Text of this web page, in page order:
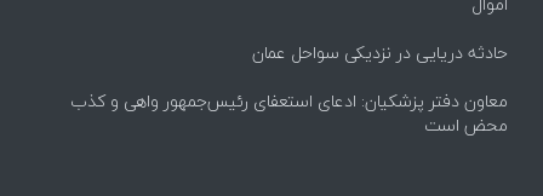
حادثه دریایی در نزدیکی سواحل عمان
معاون دفتر پزشکیان: ادعای استعفای رئیس‌جمهور واهی و کذب
محض است